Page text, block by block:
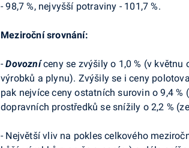
- 98,7 %, nejvyšší potraviny - 101,7 %.
Meziroční srovnání:
-Dovozníceny se zvýšily o 1,0 % (v
výrobků a plynu). Zvýšily se i ceny
pak nejvíce ceny ostatních surovin o 9,4
dopravních prostředků se snížily o 2,2 %
- Největší vliv na pokles celkového